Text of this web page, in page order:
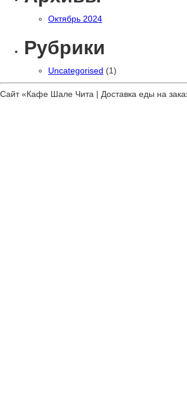
Октябрь 2024
Рубрики
Uncategorised (1)
Сайт «Кафе Шале Чита | Доставка еды на